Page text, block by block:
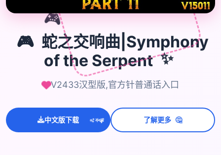
🎮
🎮 蛇之交响曲|Symphony
of the Serpent ✨
V2433汉型版,官方针普通话入口
中文版下载 ✨⭐💫 了解更多 🤔